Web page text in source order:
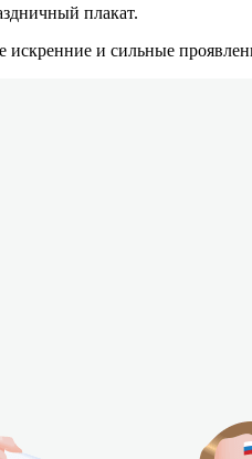
плакат.
искренние и сильные